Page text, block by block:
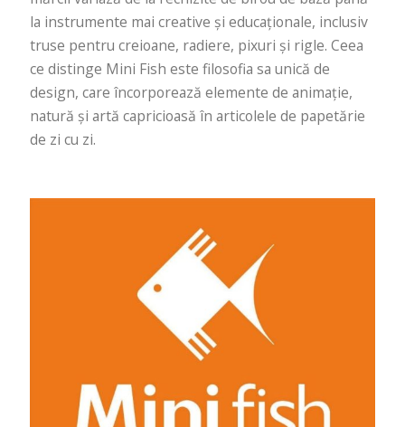
la instrumente mai creative și educaționale, inclusiv
truse pentru creioane, radiere, pixuri și rigle. Ceea
ce distinge Mini Fish este filosofia sa unică de
design, care încorporează elemente de animație,
natură și artă capricioasă în articolele de papetărie
de zi cu zi.